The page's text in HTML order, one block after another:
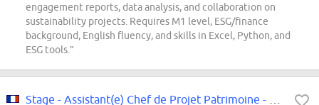
engagement reports, data analysis, and collaboration on
sustainability projects. Requires M1 level, ESG/finance
background, English fluency, and skills in Excel, Python, and
ESG tools.”